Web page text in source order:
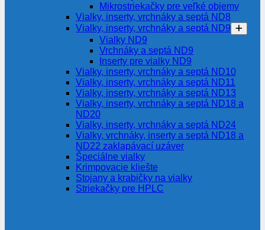
Mikrostriekačky pre veľké objemy
Vialky, inserty, vrchnáky a septá ND8
Vialky, inserty, vrchnáky a septá ND9
Vialky ND9
Vrchnáky a septá ND9
Inserty pre vialky ND9
Vialky, inserty, vrchnáky a septá ND10
Vialky, inserty, vrchnáky a septá ND11
Vialky, inserty, vrchnáky a septá ND13
Vialky, inserty, vrchnáky a septá ND18 a
ND20
Vialky, inserty, vrchnáky a septá ND24
Vialky, vrchnáky, inserty a septá ND18 a
ND22 zaklapávací uzáver
Špeciálne vialky
Krimpovacie kliešte
Stojany a krabičky na vialky
Striekačky pre HPLC